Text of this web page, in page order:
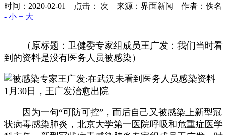
时间：2020-02-01 点击： 次 来源：界面新闻 作者：佚名
- 小 + 大
（原标题：卫健委专家组成员王广发：我们当时看
到的资料是没有医务人员被感染）
1月30日，王广发治愈出院
因为一句“可防可控”，而后自己又被感染上新型冠
状病毒感染肺炎，北京大学第一医院呼吸和危重症医学